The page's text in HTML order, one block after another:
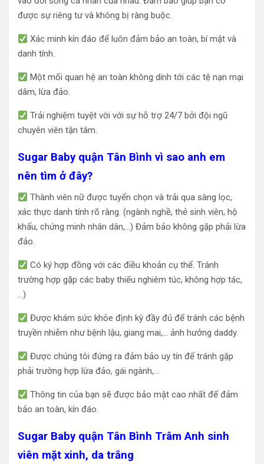
được sự riêng tư và không bị ràng buộc.
Xác minh kín đáo để luôn đảm bảo an toàn, bí mật và
danh tính.
Một mối quan hệ an toàn không dính tới các tệ nạn mại
dâm, lừa đảo.
Trải nghiệm tuyệt vời với sự hỗ trợ 24/7 bởi đội ngũ
chuyên viên tận tâm.
Sugar Baby quận Tân Bình vì sao anh em
nên tìm ở đây?
Thành viên nữ được tuyển chọn và trải qua sàng lọc,
xác thực danh tính rõ ràng. (ngành nghề, thẻ sinh viên, hộ
khẩu, chứng minh nhân dân,…) Đảm bảo không gặp phải lừa
đảo.
Có ký hợp đồng với các điều khoản cụ thể. Tránh
trường hợp gặp các baby thiếu nghiêm túc, không hợp tác,
…)
Được khám sức khỏe định kỳ đầy đủ để tránh các bệnh
truyền nhiễm như bệnh lậu, giang mai,… ảnh hưởng daddy.
Được chúng tôi đứng ra đảm bảo uy tín để tránh gặp
phải trường hợp lừa đảo, gái ngành,…
Thông tin của bạn sẽ được bảo mật cao nhất để đảm
bảo an toàn, kín đáo.
Sugar Baby quận Tân Bình Trâm Anh sinh
viên mặt xinh, da trắng